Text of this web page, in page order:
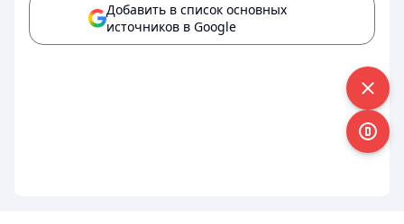
Добавить в список основных
источников в Google